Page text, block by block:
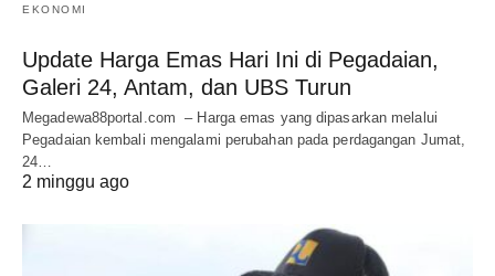
EKONOMI
Update Harga Emas Hari Ini di Pegadaian,
Galeri 24, Antam, dan UBS Turun
Megadewa88portal.com – Harga emas yang dipasarkan melalui
Pegadaian kembali mengalami perubahan pada perdagangan Jumat,
24…
2 minggu ago